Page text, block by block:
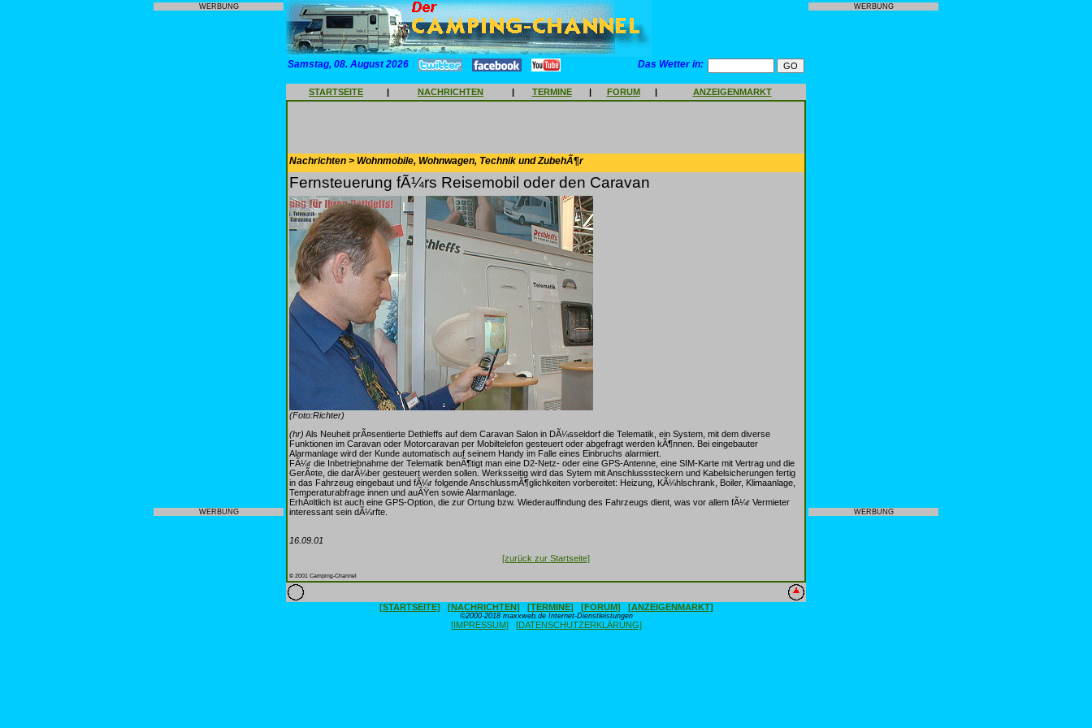
WERBUNG
WERBUNG
Samstag, 08. August 2026 Das Wetter in:
STARTSEITE | NACHRICHTEN | TERMINE | FORUM | ANZEIGENMARKT
Nachrichten > Wohnmobile, Wohnwagen, Technik und ZubehÃ¶r
Fernsteuerung fÃ¼rs Reisemobil oder den Caravan
(Foto:Richter)
(hr) Als Neuheit prÃ¤sentierte Dethleffs auf dem Caravan Salon in DÃ¼sseldorf die Telematik, ein System, mit dem diverse
Funktionen im Caravan oder Motorcaravan per Mobiltelefon gesteuert oder abgefragt werden kÃ¶nnen. Bei eingebauter
Alarmanlage wird der Kunde automatisch auf seinem Handy im Falle eines Einbruchs alarmiert.
FÃ¼r die Inbetriebnahme der Telematik benÃ¶tigt man eine D2-Netz- oder eine GPS-Antenne, eine SIM-Karte mit Vertrag und die
GerÃ¤te, die darÃ¼ber gesteuert werden sollen. Werksseitig wird das Sytem mit Anschlusssteckern und Kabelsicherungen fertig
in das Fahrzeug eingebaut und fÃ¼r folgende AnschlussmÃ¶glichkeiten vorbereitet: Heizung, KÃ¼hlschrank, Boiler, Klimaanlage,
Temperaturabfrage innen und auÃŸen sowie Alarmanlage.
ErhÃ¤ltlich ist auch eine GPS-Option, die zur Ortung bzw. Wiederauffindung des Fahrzeugs dient, was vor allem fÃ¼r Vermieter
interessant sein dÃ¼rfte.
16.09.01
[zurück zur Startseite]
© 2001 Camping-Channel
[STARTSEITE] [NACHRICHTEN] [TERMINE] [FORUM] [ANZEIGENMARKT]
©2000-2018 maxxweb.de Internet-Dienstleistungen
[IMPRESSUM] [DATENSCHUTZERKLÄRUNG]
WERBUNG
WERBUNG